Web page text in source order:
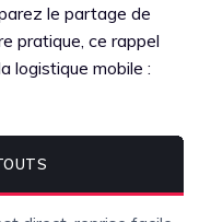
le partage de
pratique, ce rappel
logistique mobile :